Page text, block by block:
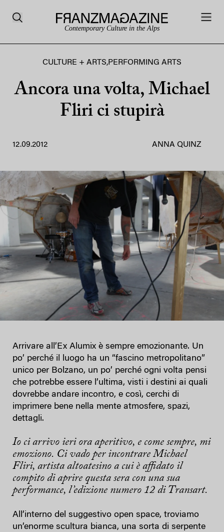
Contemporary Culture in the Alps
CULTURE + ARTS,PERFORMING ARTS
Ancora una volta, Michael
Fliri ci stupirà
12.09.2012 ANNA QUINZ
Arrivare all’Ex Alumix è sempre emozionante. Un
po’ perché il luogo ha un “fascino metropolitano”
unico per Bolzano, un po’ perché ogni volta pensi
che potrebbe essere l’ultima, visti i destini ai quali
dovrebbe andare incontro, e così, cerchi di
imprimere bene nella mente atmosfere, spazi,
dettagli.
Io ci arrivo ieri ora aperitivo, e come sempre, mi
emoziono. Ci vado per incontrare Michael
Fliri, artista altoatesino a cui è affidato il
compito di aprire questa sera con una sua
performance, l’edizione numero 12 di Transart.
All’interno del suggestivo open space, troviamo
un’enorme scultura bianca, una sorta di serpente